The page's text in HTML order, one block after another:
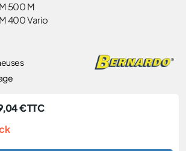
500 M
400 Vario
€TTC